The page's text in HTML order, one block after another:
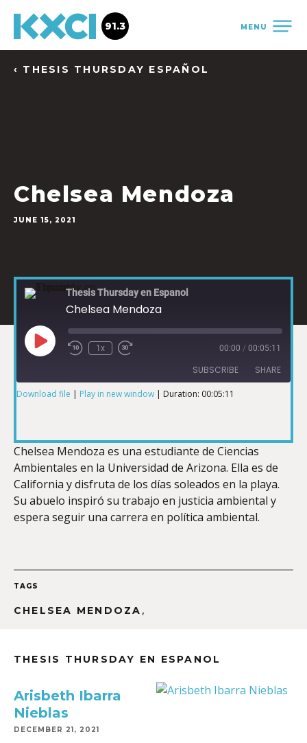
MENU
91.3
‹ THESIS THURSDAY ESPAÑOL
Chelsea Mendoza
JUNE 15, 2021
Thesis Thursday en Espanol
Chelsea Mendoza
1x 00:00 / 00:05:11
SUBSCRIBE SHARE
LINK
EMBED
Download file | Play in new window | Duration: 00:05:11
Chelsea Mendoza es una estudiante de Ciencias
Ambientales en la Universidad de Arizona. Ella es de
California y disfruta de los días soleados en la playa.
Su abuelo inspiró su trabajo en justicia ambiental y
espera seguir una carrera en política ambiental.
TAGS
CHELSEA MENDOZA ,
THESIS THURSDAY EN ESPANOL
Arisbeth Ibarra
Nieblas
DECEMBER 21, 2021